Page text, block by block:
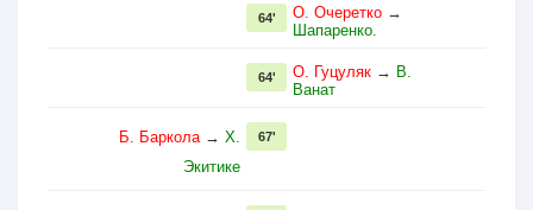
О. Очеретко →
Шапаренко.
64'
О. Гуцуляк → В.
Ванат
64'
Б. Баркола→ Х.
Экитике
67'